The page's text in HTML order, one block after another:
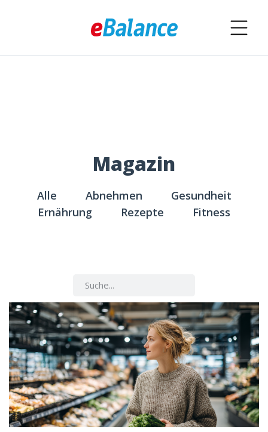
Magazin
Alle Abnehmen
Gesundheit
Ernährung
Rezepte Fitness